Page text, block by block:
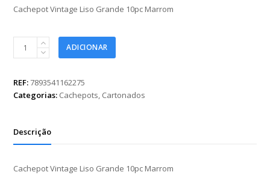
Cachepot Vintage Liso Grande 10pc Marrom
Cachepot
Grande
10pc
ADICIONAR
REF:7893541162275
Categorias: Cachepots, Cartonados
Descrição
Cachepot Vintage Liso Grande 10pc Marrom